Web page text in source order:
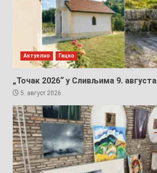
Актуелно Гацко
„Точак 2026“ у Сливљима 9. августа
5. август 2026.